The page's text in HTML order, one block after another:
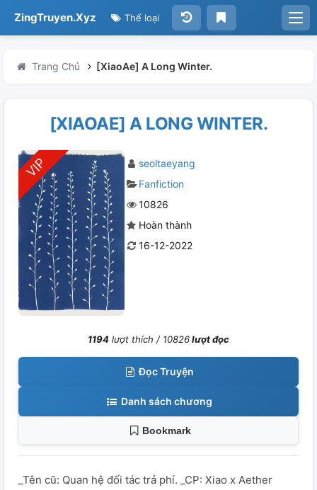
ZingTruyen.Xyz Thể loại
Trang Chủ [XiaoAe] A Long Winter.
[XIAOAE] A LONG WINTER.
seoltaeyang
Fanfiction
10826
Hoàn thành
16-12-2022
1194 lượt thích / 10826lượt đọc
Đọc Truyện
Danh sách chương
Bookmark
_Tên cũ: Quan hệ đối tác trả phí. _CP: Xiao x Aether